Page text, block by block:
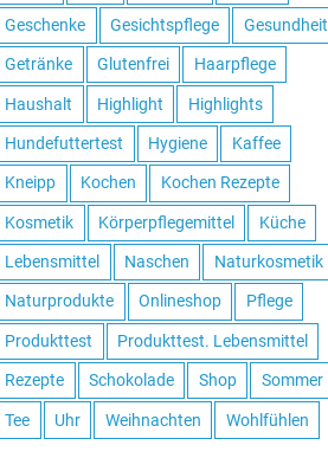
Geschenke Gesichtspflege Gesundheit
Getränke Glutenfrei Haarpflege
Haushalt Highlight Highlights
Hundefuttertest Hygiene Kaffee
Kneipp Kochen Kochen Rezepte
Kosmetik Körperpflegemittel Küche
Lebensmittel Naschen Naturkosmetik
Naturprodukte Onlineshop Pflege
Produkttest Produkttest. Lebensmittel
Rezepte Schokolade Shop Sommer
Tee Uhr Weihnachten Wohlfühlen